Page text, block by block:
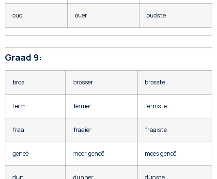
oud ouer oudste
Graad 9:
bros brosser brosste
ferm fermer fermste
fraai fraaier fraaiste
geneë meer geneë mees geneë